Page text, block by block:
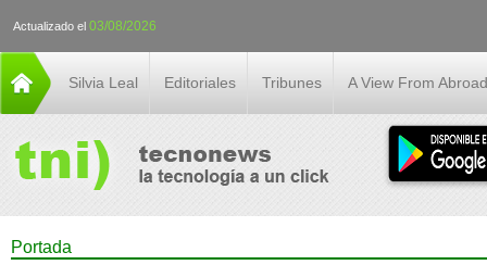
Actualizado el 03/08/2026
Silvia Leal Editoriales Tribunes A View From Abroad
Portada